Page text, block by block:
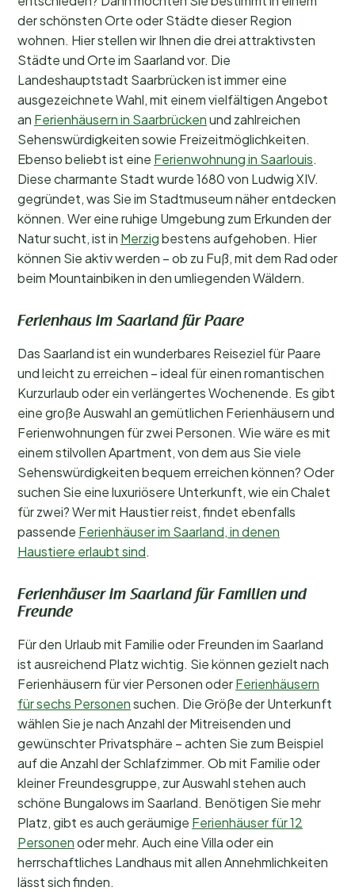
der schönsten Orte oder Städte dieser Region
wohnen. Hier stellen wir Ihnen die drei attraktivsten
Städte und Orte im Saarland vor. Die
Landeshauptstadt Saarbrücken ist immer eine
ausgezeichnete Wahl, mit einem vielfältigen Angebot
an Ferienhäusern in Saarbrückenund zahlreichen
Sehenswürdigkeiten sowie Freizeitmöglichkeiten.
Ebenso beliebt ist eine Ferienwohnung in Saarlouis.
Diese charmante Stadt wurde 1680 von Ludwig XIV.
gegründet, was Sie im Stadtmuseum näher entdecken
können. Wer eine ruhige Umgebung zum Erkunden der
Natur sucht, ist in Merzigbestens aufgehoben. Hier
können Sie aktiv werden – ob zu Fuß, mit dem Rad oder
beim Mountainbiken in den umliegenden Wäldern.
Ferienhaus im Saarland für Paare
Das Saarland ist ein wunderbares Reiseziel für Paare
und leicht zu erreichen – ideal für einen romantischen
Kurzurlaub oder ein verlängertes Wochenende. Es gibt
eine große Auswahl an gemütlichen Ferienhäusern und
Ferienwohnungen für zwei Personen. Wie wäre es mit
einem stilvollen Apartment, von dem aus Sie viele
Sehenswürdigkeiten bequem erreichen können? Oder
suchen Sie eine luxuriösere Unterkunft, wie ein Chalet
für zwei? Wer mit Haustier reist, findet ebenfalls
passende Ferienhäuser im Saarland, in denen
Haustiere erlaubt sind.
Ferienhäuser im Saarland für Familien und
Freunde
Für den Urlaub mit Familie oder Freunden im Saarland
ist ausreichend Platz wichtig. Sie können gezielt nach
Ferienhäusern für vier Personen oderFerienhäusern
für sechs Personensuchen. Die Größe der Unterkunft
wählen Sie je nach Anzahl der Mitreisenden und
gewünschter Privatsphäre – achten Sie zum Beispiel
auf die Anzahl der Schlafzimmer. Ob mit Familie oder
kleiner Freundesgruppe, zur Auswahl stehen auch
schöne Bungalows im Saarland. Benötigen Sie mehr
Platz, gibt es auch geräumige Ferienhäuser für 12
Personenoder mehr. Auch eine Villa oder ein
herrschaftliches Landhaus mit allen Annehmlichkeiten
lässt sich finden.